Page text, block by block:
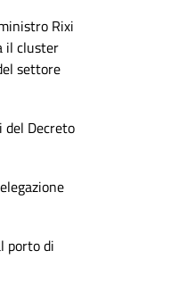
Rixi
il cluster
settore
Decreto
porto di